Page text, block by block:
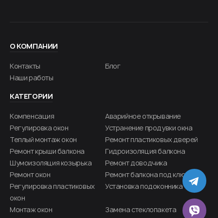
О КОМПАНИИ
Контакты
Блог
Наши работы
КАТЕГОРИИ
Компенсация
Аварийное открывание
Регулировка окон
Устранение продувки окна
Теплый монтаж окон
Ремонт пластиковых дверей
Ремонт крыши балкона
Гидроизоляция балкона
Шумоизоляция козырька
Ремонт доводчика
Ремонт окон
Ремонт балкона под ключ
Регулировка пластиковых
окон
Установка подоконника
Монтаж окон
Замена стеклопакета